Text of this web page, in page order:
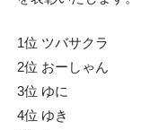
1位 ツバサクラ
2位 おーしゃん
3位 ゆに
4位 ゆき